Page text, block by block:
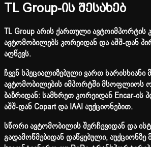
TL Group-ის შესახებ
TL Group არის ქართული ავტოიმპორტის
ავტომობილებს კორეიდან და აშშ-დან
აღწევს.
ჩვენ სპეციალიზებული ვართ ხარისხიანი
ავტომობილების იმპორტში მსოფლიოს
ბაზრიდან: სამხრეთ კორეიდან Encar-
აშშ-დან Copart და IAAI აუქციონებით.
სწორი ავტომობილის შერჩევიდან და
გადამოწმებიდან დაწყებული, აუქციონზე